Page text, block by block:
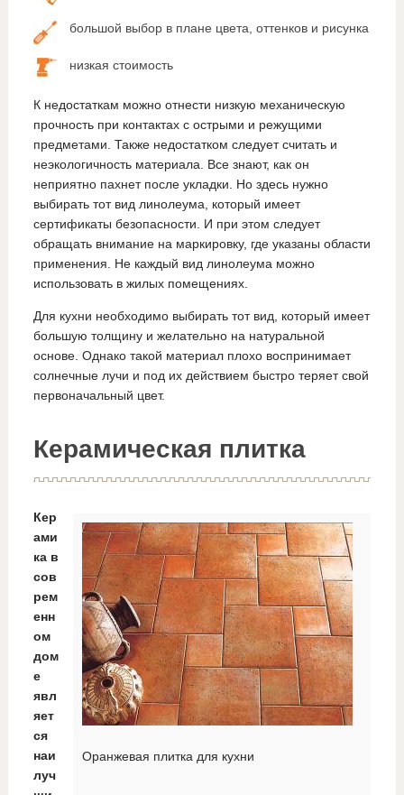
большой выбор в плане цвета, оттенков и рисунка
низкая стоимость
К недостаткам можно отнести низкую механическую
прочность при контактах с острыми и режущими
предметами. Также недостатком следует считать и
неэкологичность материала. Все знают, как он
неприятно пахнет после укладки. Но здесь нужно
выбирать тот вид линолеума, который имеет
сертификаты безопасности. И при этом следует
обращать внимание на маркировку, где указаны области
применения. Не каждый вид линолеума можно
использовать в жилых помещениях.
Для кухни необходимо выбирать тот вид, который имеет
большую толщину и желательно на натуральной
основе. Однако такой материал плохо воспринимает
солнечные лучи и под их действием быстро теряет свой
первоначальный цвет.
Керамическая плитка
Оранжевая плитка для кухни
Кер
ами
ка в
сов
рем
енн
ом
дом
е
явл
яет
ся
наи
луч